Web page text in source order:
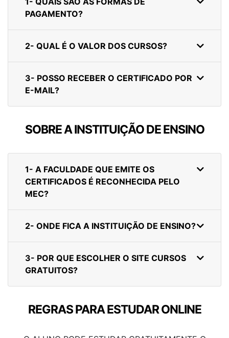
PAGAMENTO?
2- QUAL É O VALOR DOS CURSOS?
3- POSSO RECEBER O CERTIFICADO POR
E-MAIL?
SOBRE A INSTITUIÇÃO DE ENSINO
1- A FACULDADE QUE EMITE OS
CERTIFICADOS É RECONHECIDA PELO
MEC?
2- ONDE FICA A INSTITUIÇÃO DE ENSINO?
3- POR QUE ESCOLHER O SITE CURSOS
GRATUITOS?
REGRAS PARA ESTUDAR ONLINE